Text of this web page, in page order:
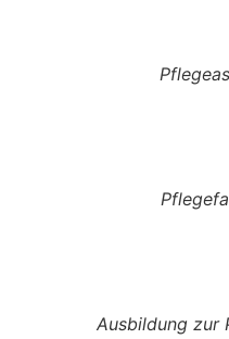
Ausbildung zur